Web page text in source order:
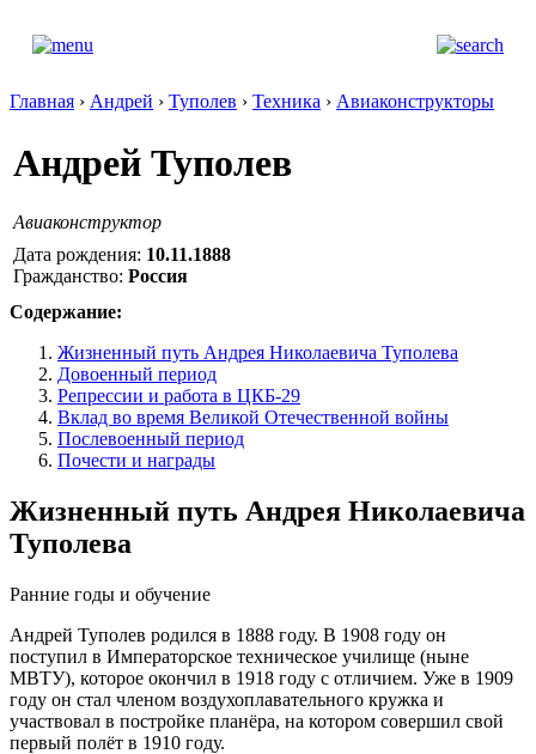
Главная › Андрей › Туполев › Техника › Авиаконструкторы
Андрей Туполев
Авиаконструктор
Дата рождения: 10.11.1888
Гражданство: Россия
Содержание:
Жизненный путь Андрея Николаевича Туполева
Довоенный период
Репрессии и работа в ЦКБ-29
Вклад во время Великой Отечественной войны
Послевоенный период
Почести и награды
Жизненный путь Андрея Николаевича
Туполева
Ранние годы и обучение
Андрей Туполев родился в 1888 году. В 1908 году он
поступил в Императорское техническое училище (ныне
МВТУ), которое окончил в 1918 году с отличием. Уже в 1909
году он стал членом воздухоплавательного кружка и
участвовал в постройке планёра, на котором совершил свой
первый полёт в 1910 году.